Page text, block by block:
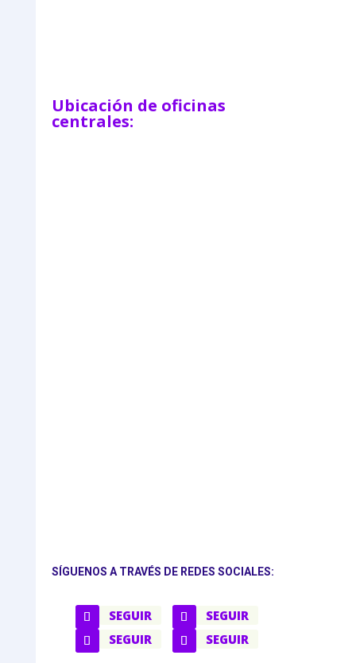
Ubicación de oficinas
centrales:
SÍGUENOS A TRAVÉS DE REDES SOCIALES:
SEGUIR
SEGUIR
SEGUIR
SEGUIR